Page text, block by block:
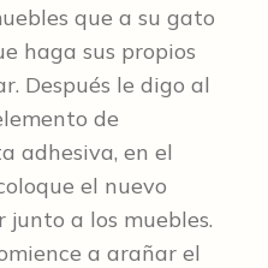
que a su gato
haga sus propios
Después le digo al
de
adhesiva, en el
el nuevo
a los muebles.
a arañar el